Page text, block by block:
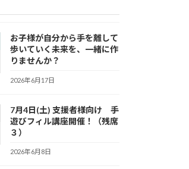
お子様が自分から手を離して
歩いていく未来を、一緒に作
りませんか？
2026年6月17日
7月4日(土) 支援者様向け 手
遊びフィル講座開催！（残席
３）
2026年6月8日